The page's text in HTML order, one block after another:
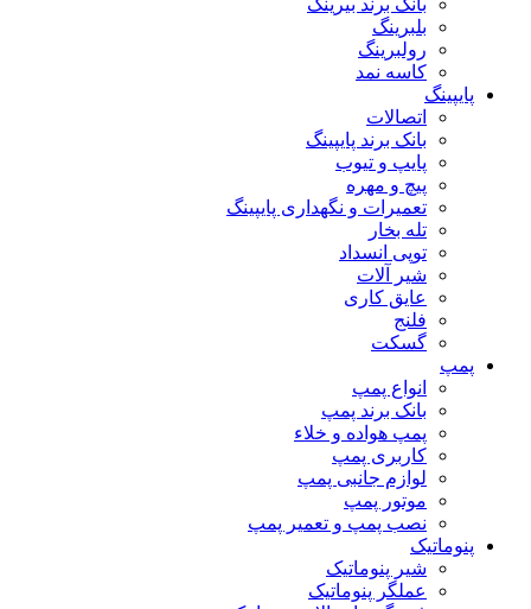
بانک برند بیرینگ
بلبرینگ
رولبرینگ
کاسه نمد
پایپینگ
اتصالات
بانک برند پایپینگ
پایپ و تیوب
پیچ و مهره
تعمیرات و نگهداری پایپینگ
تله بخار
توپی انسداد
شیر آلات
عایق کاری
فلنج
گسکت
پمپ
انواع پمپ
بانک برند پمپ
پمپ هواده و خلاء
کاربری پمپ
لوازم جانبی پمپ
موتور پمپ
نصب پمپ و تعمیر پمپ
پنوماتیک
شیر پنوماتیک
عملگر پنوماتیک